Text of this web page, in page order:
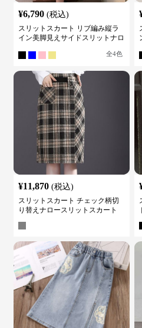
¥6,790 (税込)
スリットスカート リブ編み縦ラ
イン美脚見えサイドスリットナロ
全4色
¥11,870 (税込)
スリットスカート チェック柄切
り替えナロースリットスカート